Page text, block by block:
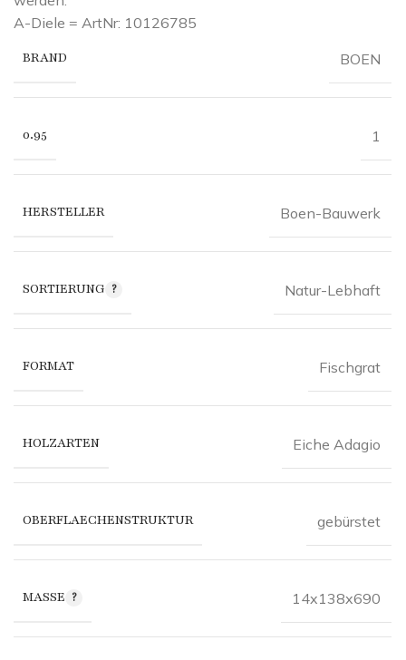
A-Diele = ArtNr: 10126785
BRAND BOEN
0.95 1
HERSTELLER Boen-Bauwerk
SORTIERUNG Natur-Lebhaft
FORMAT Fischgrat
HOLZARTEN Eiche Adagio
OBERFLAECHENSTRUKTUR gebürstet
MASSE 14x138x690